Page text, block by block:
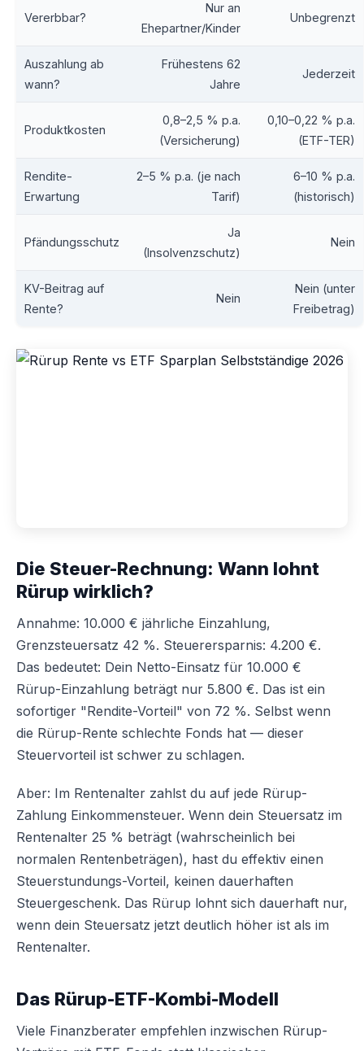
Vererbbar?
Nur an
Ehepartner/Kinder
Unbegrenzt
Auszahlung ab
wann?
Frühestens 62
Jahre
Jederzeit
Produktkosten
0,8–2,5 % p.a.
(Versicherung)
0,10–0,22 % p.a.
(ETF-TER)
Rendite-
Erwartung
2–5 % p.a. (je nach
Tarif)
6–10 % p.a.
(historisch)
Pfändungsschutz
Ja
(Insolvenzschutz)
Nein
KV-Beitrag auf
Rente?
Nein
Nein (unter
Freibetrag)
Die Steuer-Rechnung: Wann lohnt
Rürup wirklich?
Annahme: 10.000 € jährliche Einzahlung,
Grenzsteuersatz 42 %. Steuerersparnis: 4.200 €.
Das bedeutet: Dein Netto-Einsatz für 10.000 €
Rürup-Einzahlung beträgt nur 5.800 €. Das ist ein
sofortiger "Rendite-Vorteil" von 72 %. Selbst wenn
die Rürup-Rente schlechte Fonds hat — dieser
Steuervorteil ist schwer zu schlagen.
Aber: Im Rentenalter zahlst du auf jede Rürup-
Zahlung Einkommensteuer. Wenn dein Steuersatz im
Rentenalter 25 % beträgt (wahrscheinlich bei
normalen Rentenbeträgen), hast du effektiv einen
Steuerstundungs-Vorteil, keinen dauerhaften
Steuergeschenk. Das Rürup lohnt sich dauerhaft nur,
wenn dein Steuersatz jetzt deutlich höher ist als im
Rentenalter.
Das Rürup-ETF-Kombi-Modell
Viele Finanzberater empfehlen inzwischen Rürup-